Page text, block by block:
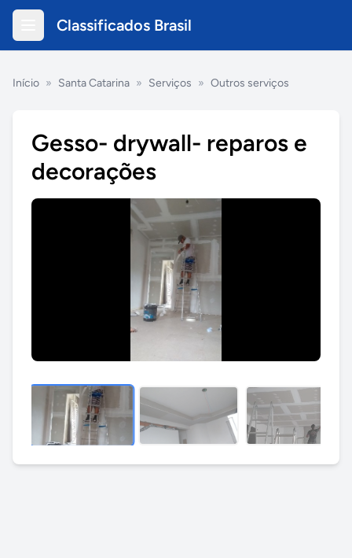
Classificados Brasil
Início » Santa Catarina » Serviços » Outros serviços
Gesso- drywall- reparos e
decorações